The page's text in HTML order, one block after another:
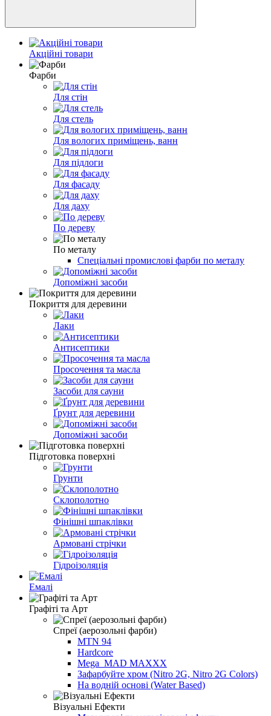
Акційні товари
Фарби
Для стін
Для стель
Для вологих приміщень, ванн
Для підлоги
Для фасаду
Для даху
По дереву
По металу
Спеціальні промислові фарби по металу
Допоміжні засоби
Покриття для деревини
Лаки
Антисептики
Просочення та масла
Засоби для сауни
Ґрунт для деревини
Допоміжні засоби
Підготовка поверхні
Грунти
Склополотно
Фінішні шпаклівки
Армовані стрічки
Гідроізоляція
Емалі
Графіті та Арт
Спреї (аерозольні фарби)
MTN 94
Hardcore
Mega_MAD MAXXX
Зафарбуйте хром (Nitro 2G, Nitro 2G Colors)
На водній основі (Water Based)
Візуальні Ефекти